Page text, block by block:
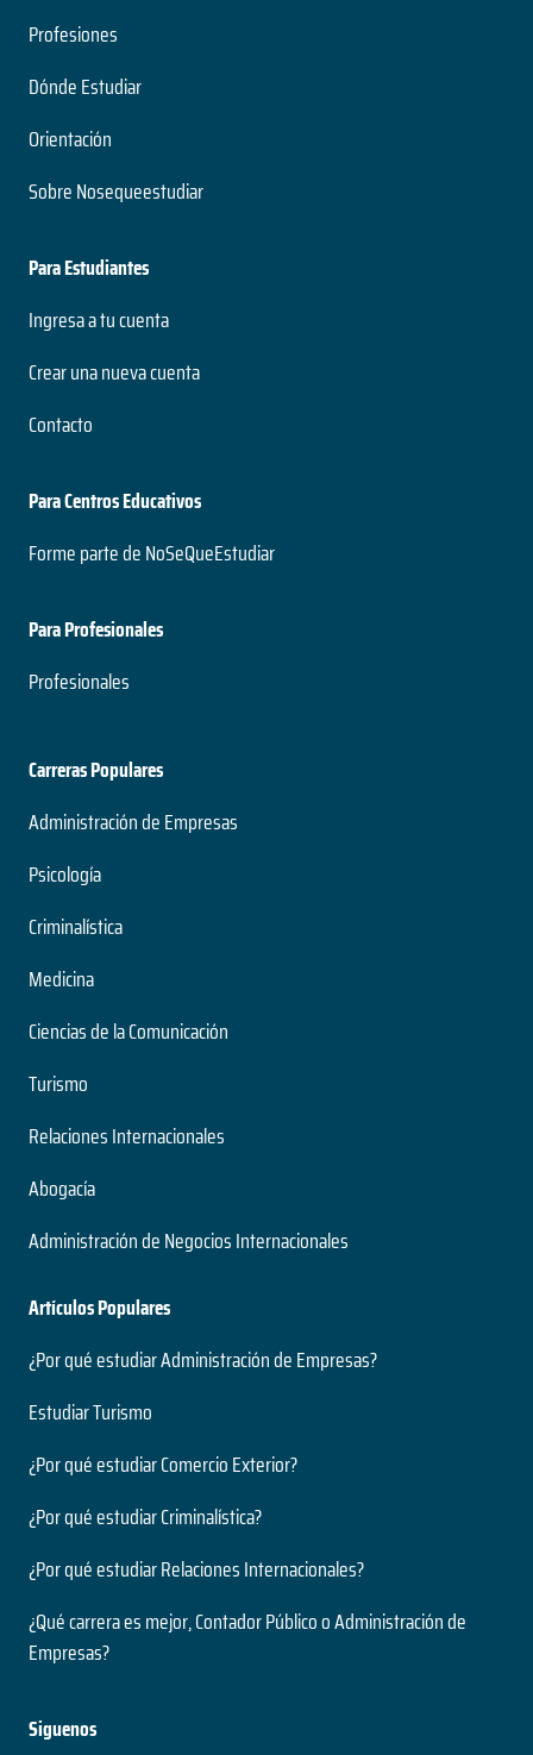
Profesiones
Dónde Estudiar
Orientación
Sobre Nosequeestudiar
Para Estudiantes
Ingresa a tu cuenta
Crear una nueva cuenta
Contacto
Para Centros Educativos
Forme parte de NoSeQueEstudiar
Para Profesionales
Profesionales
Carreras Populares
Administración de Empresas
Psicología
Criminalística
Medicina
Ciencias de la Comunicación
Turismo
Relaciones Internacionales
Abogacía
Administración de Negocios Internacionales
Artículos Populares
¿Por qué estudiar Administración de Empresas?
Estudiar Turismo
¿Por qué estudiar Comercio Exterior?
¿Por qué estudiar Criminalística?
¿Por qué estudiar Relaciones Internacionales?
¿Qué carrera es mejor, Contador Público o Administración de
Empresas?
Siguenos